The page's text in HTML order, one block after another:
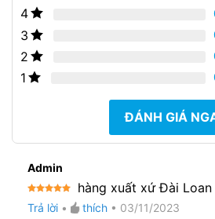
4
3
2
1
ĐÁNH GIÁ
Admin
Được xếp
hạng55
hàng xuất xứ Đài
Trả lời • thích • 03/11/2023